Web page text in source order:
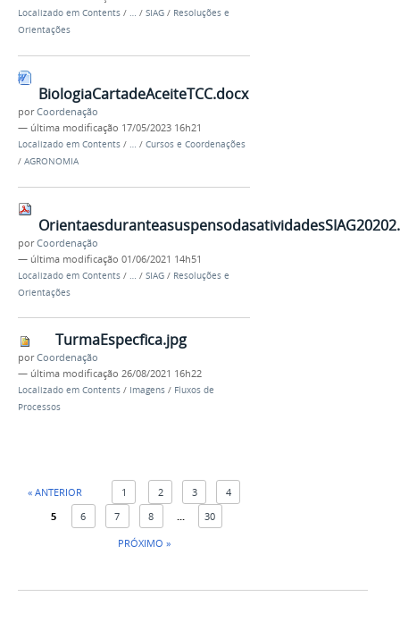
Localizado em Contents / … / SIAG / Resoluções e
Orientações
BiologiaCartadeAceiteTCC.docx
porCoordenação
— última modificação 17/05/2023 16h21
Localizado em Contents / … / Cursos e Coordenações
/ AGRONOMIA
porCoordenação
— última modificação 01/06/2021 14h51
Localizado em Contents / / SIAG / Resoluções e
Orientações
TurmaEspecfica.jpg
porCoordenação
— última modificação 26/08/2021 16h22
Localizado em Contents / Imagens / Fluxos de
Processos
« ANTERIOR 1 2 3
4
5
6 7 8 ...
30
PRÓXIMO »